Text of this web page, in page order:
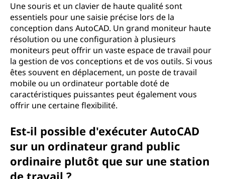
Une souris et un clavier de haute qualité sont
essentiels pour une saisie précise lors de la
conception dans AutoCAD. Un grand moniteur haute
résolution ou une configuration à plusieurs
moniteurs peut offrir un vaste espace de travail pour
la gestion de vos conceptions et de vos outils. Si vous
êtes souvent en déplacement, un poste de travail
mobile ou un ordinateur portable doté de
caractéristiques puissantes peut également vous
offrir une certaine flexibilité.
Est-il possible d'exécuter AutoCAD
sur un ordinateur grand public
ordinaire plutôt que sur une station
de travail ?